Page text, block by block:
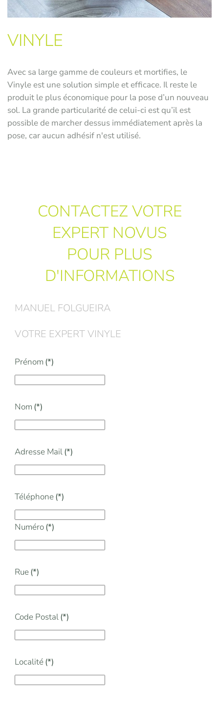
VINYLE
Avec sa large gamme de couleurs et mortifies, le
Vinyle est une solution simple et efficace. Il reste le
produit le plus économique pour la pose d’un nouveau
sol. La grande particularité de celui-ci est qu’il est
possible de marcher dessus immédiatement après la
pose, car aucun adhésif n'est utilisé.
CONTACTEZ VOTRE
EXPERT NOVUS
POUR PLUS
D'INFORMATIONS
MANUEL FOLGUEIRA
VOTRE EXPERT VINYLE
Prénom (*)
Nom (*)
Adresse Mail(*)
Téléphone(*)
Numéro(*)
Rue(*)
Code Postal(*)
Localité(*)